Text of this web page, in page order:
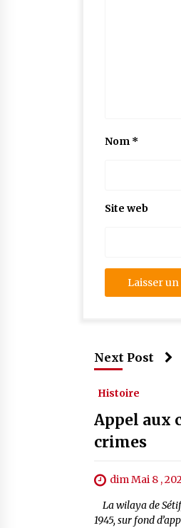
Nom *
Site web
Next Post
Histoire
Appel aux
crimes
dim Mai 8 ,
La wilaya de
1945, sur fond